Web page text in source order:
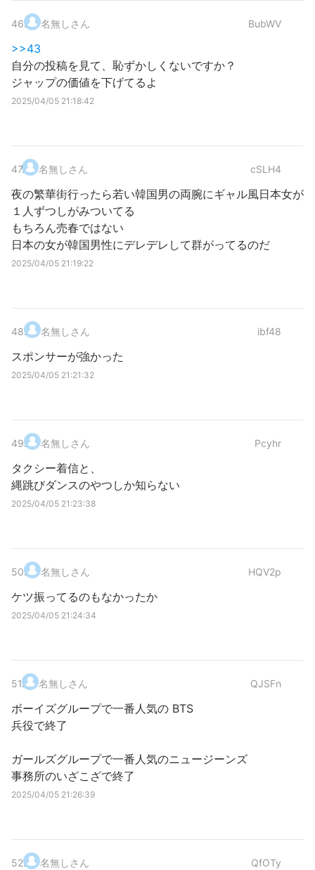
46. 名無しさん BubWV
>>43
自分の投稿を見て、恥ずかしくないですか？
ジャップの価値を下げてるよ
2025/04/05 21:18:42
47. 名無しさん cSLH4
夜の繁華街行ったら若い韓国男の両腕にギャル風日本女が
１人ずつしがみついてる
もちろん売春ではない
日本の女が韓国男性にデレデレして群がってるのだ
2025/04/05 21:19:22
48. 名無しさん ibf48
スポンサーが強かった
2025/04/05 21:21:32
49. 名無しさん Pcyhr
タクシー着信と、
縄跳びダンスのやつしか知らない
2025/04/05 21:23:38
50. 名無しさん HQV2p
ケツ振ってるのもなかったか
2025/04/05 21:24:34
51. 名無しさん QJSFn
ボーイズグループで一番人気の BTS
兵役で終了
ガールズグループで一番人気のニュージーンズ
事務所のいざこざで終了
2025/04/05 21:26:39
52. 名無しさん QfOTy